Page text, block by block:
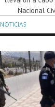
Nacional
NOTICIAS